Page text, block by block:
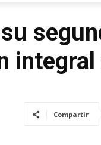
integral
Compartir